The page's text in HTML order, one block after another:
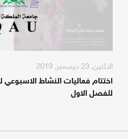
الاثنين, 23 ديسمبر, 2019
​اختتام فعاليات النشاط الاسبوعي
للفصل الاول